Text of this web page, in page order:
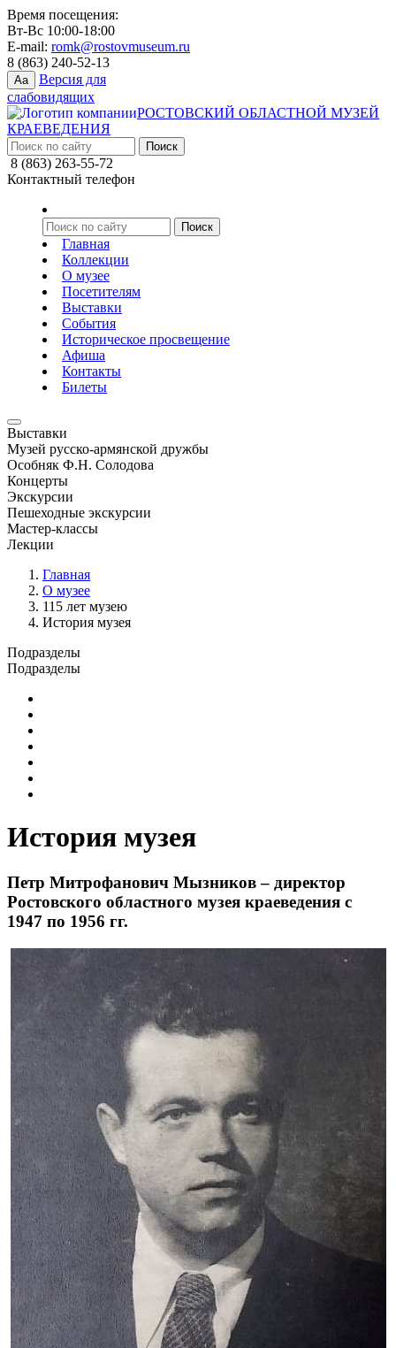
Время посещения:
Вт-Вс 10:00-18:00
E-mail: romk@rostovmuseum.ru
8 (863) 240-52-13
Aa
Версия для
слабовидящих
РОСТОВСКИЙ ОБЛАСТНОЙ МУЗЕЙ
КРАЕВЕДЕНИЯ
8 (863) 263-55-72
Контактный телефон
Главная
Коллекции
О музее
Посетителям
Выставки
События
Историческое просвещение
Афиша
Контакты
Билеты
Выставки
Музей русско-армянской дружбы
Особняк Ф.Н. Солодова
Концерты
Экскурсии
Пешеходные экскурсии
Мастер-классы
Лекции
Главная
О музее
115 лет музею
История музея
Подразделы
Подразделы
История музея
Петр Митрофанович Мызников – директор
Ростовского областного музея краеведения с
1947 по 1956 гг.